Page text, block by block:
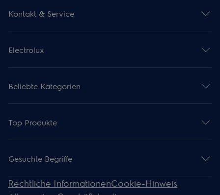
Kontakt & Service
Electrolux
Beliebte Kategorien
Top Produkte
Gesuchte Begriffe
Rechtliche InformationenCookie-Hinweis